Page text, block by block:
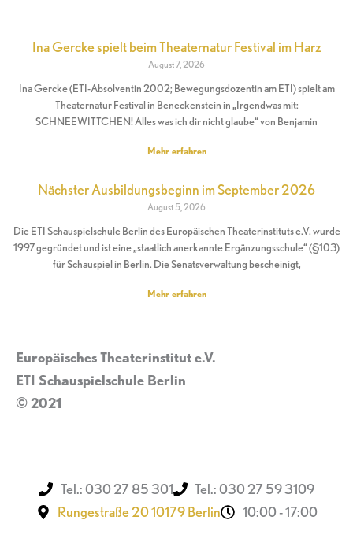
Ina Gercke spielt beim Theaternatur Festival im Harz
August 7, 2026
Ina Gercke (ETI-Absolventin 2002; Bewegungsdozentin am ETI) spielt am
Theaternatur Festival in Beneckenstein in „Irgendwas mit:
SCHNEEWITTCHEN! Alles was ich dir nicht glaube“ von Benjamin
Mehr erfahren
Nächster Ausbildungsbeginn im September 2026
August 5, 2026
Die ETI Schauspielschule Berlin des Europäischen Theaterinstituts e.V. wurde
1997 gegründet und ist eine „staatlich anerkannte Ergänzungsschule“ (§103)
für Schauspiel in Berlin. Die Senatsverwaltung bescheinigt,
Mehr erfahren
Europäisches Theaterinstitut e.V.
ETI Schauspielschule Berlin
© 2021
Tel.: 030 27 85 301
Tel.: 030 27 59 3109
Rungestraße 20 10179 Berlin
10:00 - 17:00